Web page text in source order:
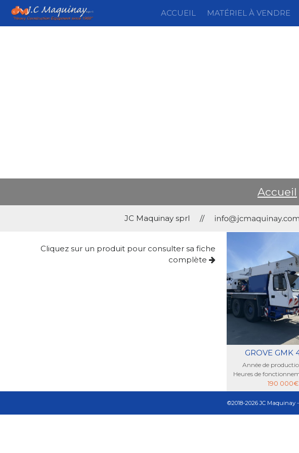
ACCUEIL MATÉRIEL À VENDRE
Accueil / Product Make / Grove
Accueil
JC Maquinay sprl //
Cliquez sur un produit pour consulter sa fiche
complète
GROVE GMK
Année de
Heures de
190 000€
©2018-2026 JC Maquinay -